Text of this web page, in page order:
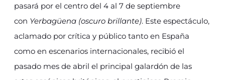
pasará por el centro del 4 al 7 de septiembre
con Yerbagüena (oscuro brillante). Este espectáculo,
aclamado por crítica y público tanto en España
como en escenarios internacionales, recibió el
pasado mes de abril el principal galardón de las